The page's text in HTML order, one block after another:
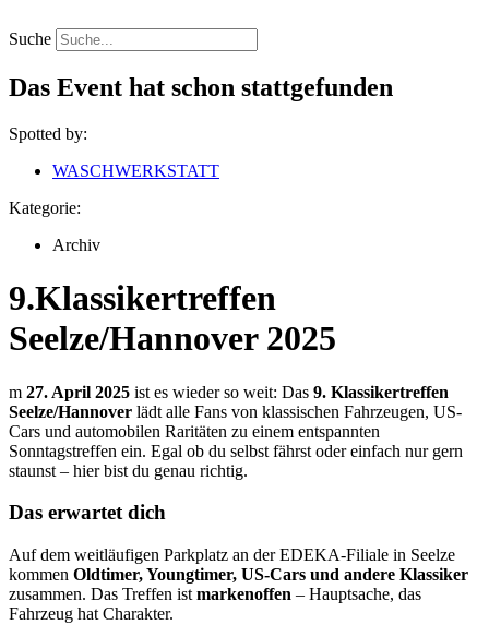
Inhalt
springen
Suche
Das Event hat schon stattgefunden
Spotted by:
WASCHWERKSTATT
Kategorie:
Archiv
9.Klassikertreffen
Seelze/Hannover 2025
m 27. April 2025 ist es wieder so weit: Das 9. Klassikertreffen
Seelze/Hannover lädt alle Fans von klassischen Fahrzeugen, US-
Cars und automobilen Raritäten zu einem entspannten
Sonntagstreffen ein. Egal ob du selbst fährst oder einfach nur gern
staunst – hier bist du genau richtig.
Das erwartet dich
Auf dem weitläufigen Parkplatz an der EDEKA-Filiale in Seelze
kommen Oldtimer, Youngtimer, US-Cars und andere Klassiker
zusammen. Das Treffen ist markenoffen – Hauptsache, das
Fahrzeug hat Charakter.